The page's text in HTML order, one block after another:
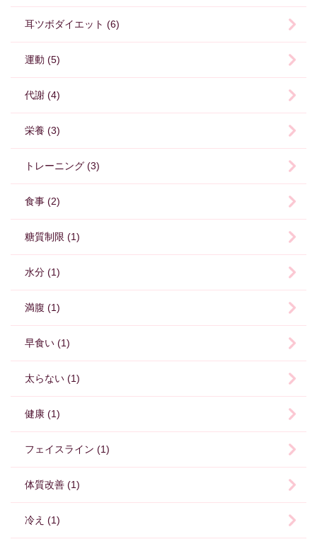
耳ツボダイエット (6)
運動 (5)
代謝 (4)
栄養 (3)
トレーニング (3)
食事 (2)
糖質制限 (1)
水分 (1)
満腹 (1)
早食い (1)
太らない (1)
健康 (1)
フェイスライン (1)
体質改善 (1)
冷え (1)